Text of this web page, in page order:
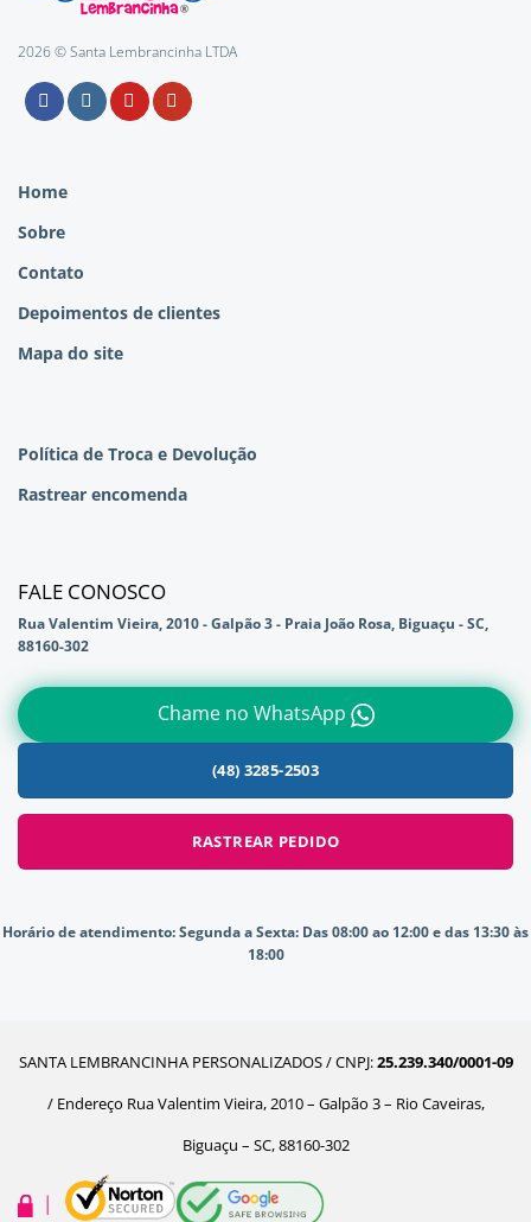
2026 © Santa Lembrancinha LTDA
Home
Sobre
Contato
Depoimentos de clientes
Mapa do site
Política de Troca e Devolução
Rastrear encomenda
FALE CONOSCO
Rua Valentim Vieira, 2010 - Galpão 3 - Praia João Rosa, Biguaçu - SC,
88160-302
Chame no WhatsApp
(48) 3285-2503
RASTREAR PEDIDO
Horário de atendimento:Segunda a Sexta: Das 08:00 ao 12:00 e das 13:30 às
18:00
SANTA LEMBRANCINHA PERSONALIZADOS / CNPJ:25.239.340/0001-09
/ Endereço Rua Valentim Vieira, 2010 – Galpão 3 – Rio Caveiras,
Biguaçu – SC, 88160-302